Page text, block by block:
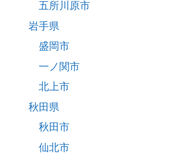
五所川原市
岩手県
盛岡市
一ノ関市
北上市
秋田県
秋田市
仙北市